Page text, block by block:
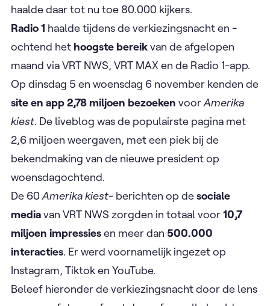
haalde daar tot nu toe 80.000 kijkers.
Radio 1 haalde tijdens de verkiezingsnacht en -
ochtend het hoogste bereikvan de afgelopen
maand via VRT NWS, VRT MAX en de Radio 1-app.
Op dinsdag 5 en woensdag 6 november kenden de
site en app2,78 miljoen bezoeken voorAmerika
kiest. De liveblog was de populairste pagina met
2,6 miljoen weergaven, met een piek bij de
bekendmaking van de nieuwe president op
woensdagochtend.
De 60Amerika kiest- berichten op desociale
mediavan VRT NWS zorgden in totaal voor10,7
miljoen impressiesen meer dan 500.000
interacties. Er werd voornamelijk ingezet op
Instagram, Tiktok en YouTube.
Beleef hieronder de verkiezingsnacht door de lens